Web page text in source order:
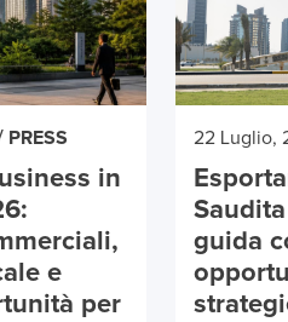
PRESS
in
e
per
22 Luglio,
guida